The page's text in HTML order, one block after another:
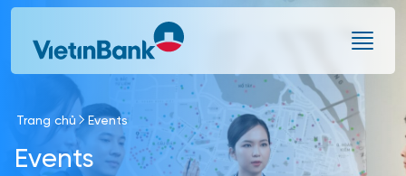
Skip to Main Content
Trang chủ Events
Events